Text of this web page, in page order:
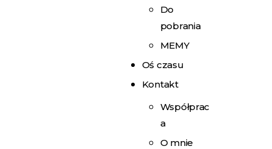
Do
pobrania
MEMY
Oś czasu
Kontakt
Współprac
a
O mnie